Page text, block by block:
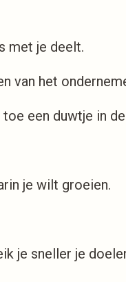
met je deelt.
van het
een duwtje in
je wilt groeien.
je sneller je